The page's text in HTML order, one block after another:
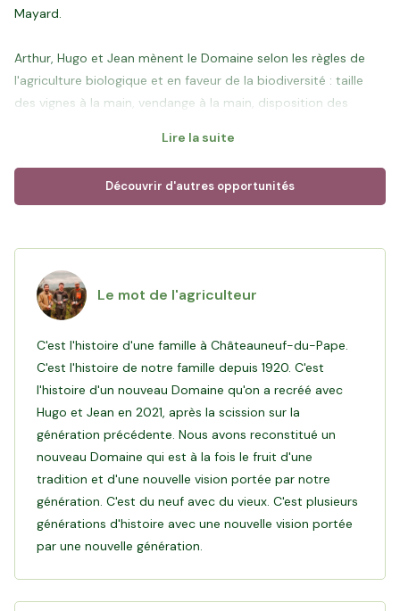
Mayard.
Arthur, Hugo et Jean mènent le Domaine selon les règles de
l'agriculture biologique et en faveur de la biodiversité : taille
des vignes à la main, vendange à la main, disposition des
d'arbres au sein des vignes. Ils partagent une approche
holistique en plaçant au coeur de leur priorité 3 points clés : la
santé des sols, la santé des vignes et la santé des humains.
les recevant au Domaine et avec une vente sur allocation.
Leurs millésimes prestigieux sont distribués à 85% en France
auprès de partenaires cavistes minutieusement sélectionnés
et sont présents sur des tables de Chefs étoilés.
Objectif de ce financement: À la suite de la transmission
familiale des vignes en 2021, Arthur, Hugo et Jean ont entrepris
une transformation en profondeur mêlant tradition, modernité
et respect de l'environnement. L’investissement via Hectarea
leur permet de pérenniser leur vignoble en continuant de
disposer de vignes récemment plantées en agro-foresterie,
reflet de leur vision durable pour l'appellation AOC
Lire la suite
Découvrir d'autres opportunités
Le mot de l'agriculteur
C'est l'histoire d'une famille à Châteauneuf-du-Pape.
C'est l'histoire de notre famille depuis 1920. C'est
l'histoire d'un nouveau Domaine qu'on a recréé avec
Hugo et Jean en 2021, après la scission sur la
génération précédente. Nous avons reconstitué un
nouveau Domaine qui est à la fois le fruit d'une
tradition et d'une nouvelle vision portée par notre
génération. C'est du neuf avec du vieux. C'est plusieurs
générations d'histoire avec une nouvelle vision portée
par une nouvelle génération.